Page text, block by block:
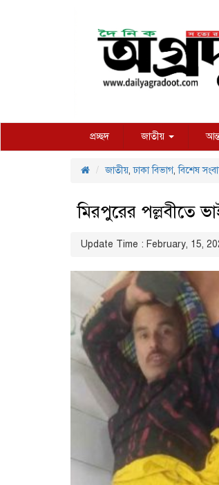
প্রচ্ছদ জাতীয়
জাতীয়,ঢাকা বিভাগ,বিশেষ
মিরপুরের পল্লবীতে
Update Time : February, 15,